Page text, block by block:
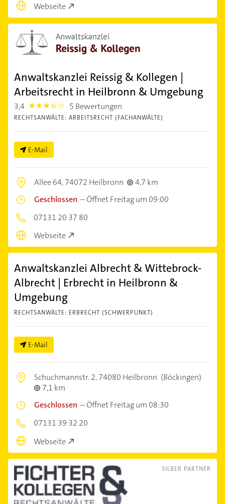
Webseite
Anwaltskanzlei Reissig & Kollegen |
Arbeitsrecht in Heilbronn & Umgebung
3,4 3.4 5 Bewertungen
RECHTSANWÄLTE: ARBEITSRECHT (FACHANWÄLTE)
E-Mail
Allee 64,74072 Heilbronn
4,7 km
Geschlossen –Öffnet Freitag um 09:00
07131 20 37 80
Webseite
Anwaltskanzlei Albrecht & Wittebrock-
Albrecht | Erbrecht in Heilbronn &
Umgebung
RECHTSANWÄLTE: ERBRECHT (SCHWERPUNKT)
E-Mail
Schuchmannstr. 2,74080 Heilbronn (Böckingen)
7,1 km
Geschlossen –Öffnet Freitag um 08:30
07131 39 32 20
Webseite
SILBER PARTNER